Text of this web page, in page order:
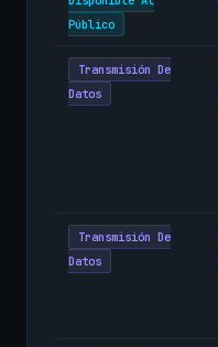
Público
Transmisión De
Datos
Transmisión De
Datos